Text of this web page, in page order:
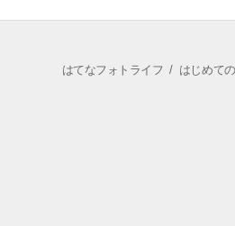
はてなフォトライフ / はじめて